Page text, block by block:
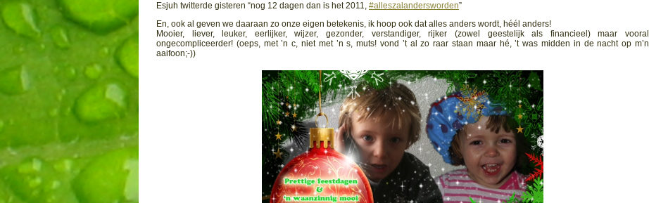
Esjuh twitterde gisteren “nog 12 dagen dan is het 2011, #alleszalandersworden”
En, ook al geven we daaraan zo onze eigen betekenis, ik hoop ook dat alles anders wordt, héél anders!
Mooier, liever, leuker, eerlijker, wijzer, gezonder, verstandiger, rijker (zowel geestelijk als financieel) maar vooral
ongecompliceerder! (oeps, met ’n c, niet met ’n s, muts! vond ’t al zo raar staan maar hé, ’t was midden in de nacht op m’n
aaifoon;-))